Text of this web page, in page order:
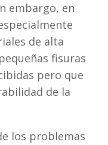
embargo, en
de alta
fisuras
pero que
de la
los problemas